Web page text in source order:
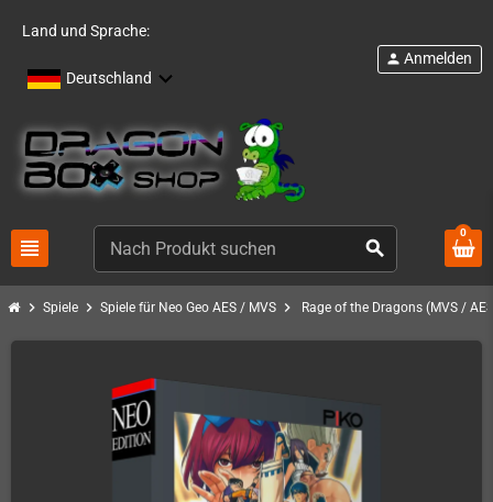
Land und Sprache:
Deutschland
view_headline search
person Anmelden
0
chevron_right Spiele chevron_right Spiele für Neo Geo AES / MVS chevron_right Rage of the Dragons (MVS /